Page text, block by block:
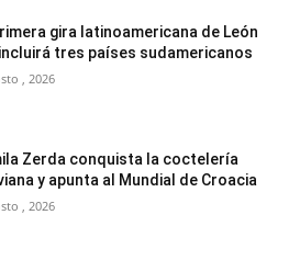
gira latinoamericana de León
tres países sudamericanos
, 2026
Zerda conquista la coctelería
y apunta al Mundial de Croacia
, 2026